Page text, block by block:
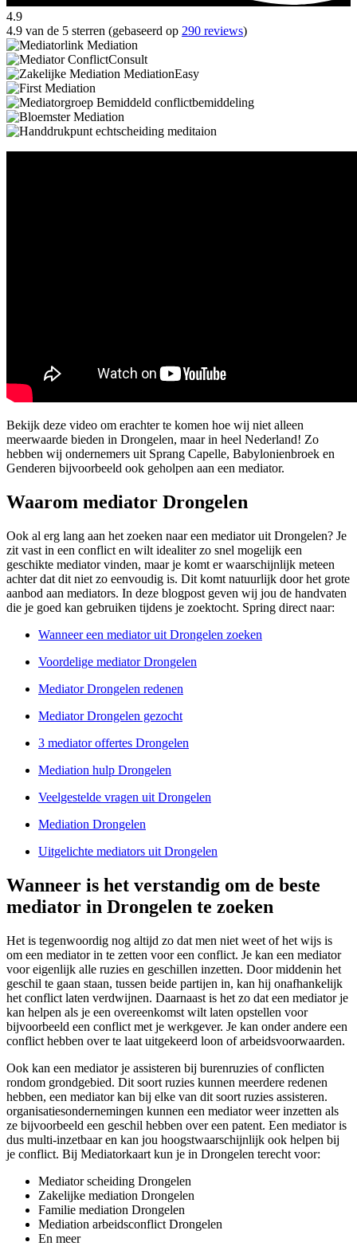
4.9
4.9 van de 5 sterren (gebaseerd op 290 reviews)
Bekijk deze video om erachter te komen hoe wij niet alleen
meerwaarde bieden in Drongelen, maar in heel Nederland! Zo
hebben wij ondernemers uit Sprang Capelle, Babylonienbroek en
Genderen bijvoorbeeld ook geholpen aan een mediator.
Waarom mediator Drongelen
Ook al erg lang aan het zoeken naar een mediator uit Drongelen? Je
zit vast in een conflict en wilt idealiter zo snel mogelijk een
geschikte mediator vinden, maar je komt er waarschijnlijk meteen
achter dat dit niet zo eenvoudig is. Dit komt natuurlijk door het grote
aanbod aan mediators. In deze blogpost geven wij jou de handvaten
die je goed kan gebruiken tijdens je zoektocht. Spring direct naar:
Wanneer een mediator uit Drongelen zoeken
Voordelige mediator Drongelen
Mediator Drongelen redenen
Mediator Drongelen gezocht
3 mediator offertes Drongelen
Mediation hulp Drongelen
Veelgestelde vragen uit Drongelen
Mediation Drongelen
Uitgelichte mediators uit Drongelen
Wanneer is het verstandig om de beste
mediator in Drongelen te zoeken
Het is tegenwoordig nog altijd zo dat men niet weet of het wijs is
om een mediator in te zetten voor een conflict. Je kan een mediator
voor eigenlijk alle ruzies en geschillen inzetten. Door middenin het
geschil te gaan staan, tussen beide partijen in, kan hij onafhankelijk
het conflict laten verdwijnen. Daarnaast is het zo dat een mediator je
kan helpen als je een overeenkomst wilt laten opstellen voor
bijvoorbeeld een conflict met je werkgever. Je kan onder andere een
conflict hebben over te laat uitgekeerd loon of arbeidsvoorwaarden.
Ook kan een mediator je assisteren bij burenruzies of conflicten
rondom grondgebied. Dit soort ruzies kunnen meerdere redenen
hebben, een mediator kan bij elke van dit soort ruzies assisteren.
organisatiesondernemingen kunnen een mediator weer inzetten als
ze bijvoorbeeld een geschil hebben over een patent. Een mediator is
dus multi-inzetbaar en kan jou hoogstwaarschijnlijk ook helpen bij
je conflict. Bij Mediatorkaart kun je in Drongelen terecht voor:
Mediator scheiding Drongelen
Zakelijke mediation Drongelen
Familie mediation Drongelen
Mediation arbeidsconflict Drongelen
En meer